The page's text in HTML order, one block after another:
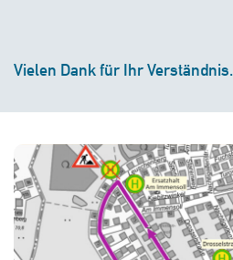
Vielen Dank für Ihr Verständnis.